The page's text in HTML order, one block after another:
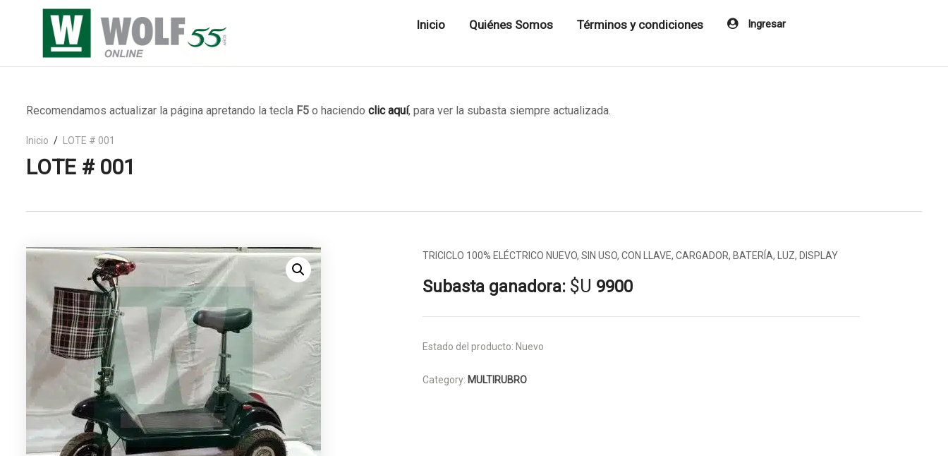
Inicio Quiénes Somos Términos y condiciones Ingresar
Recomendamos actualizar la página apretando la tecla F5 o haciendo clic aquí, para ver la subasta siempre actualizada.
Inicio LOTE # 001
LOTE # 001
TRICICLO 100% ELÉCTRICO NUEVO, SIN USO, CON LLAVE, CARGADOR, BATERÍA, LUZ, DISPLAY
Subasta ganadora:$U 9900
Estado del producto: Nuevo
Category: MULTIRUBRO